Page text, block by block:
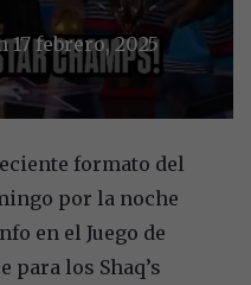
17 febrero, 2025
formato del
por la noche
en el Juego de
para los Shaq’s